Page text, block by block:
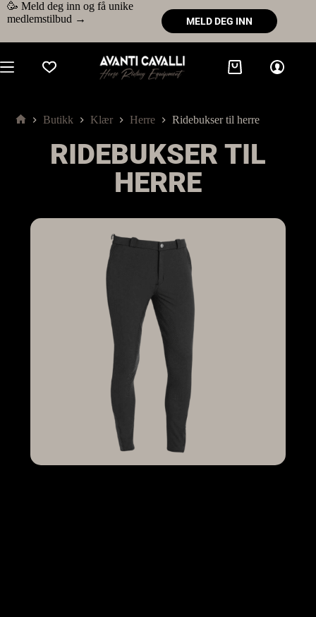
🥳 Meld deg inn og få unike
medlemstilbud →
MELD DEG INN
Butikk Klær Herre Ridebukser til herre
RIDEBUKSER TIL
HERRE